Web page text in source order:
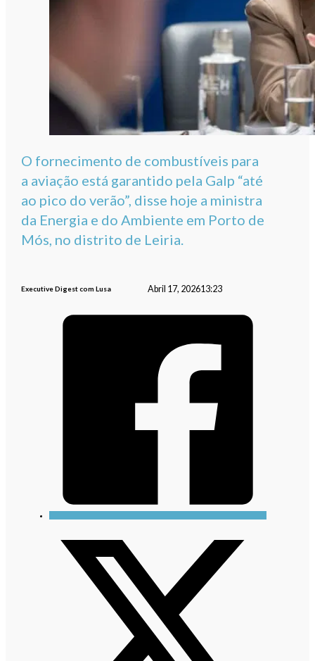
O fornecimento de combustíveis para
a aviação está garantido pela Galp “até
ao pico do verão”, disse hoje a ministra
da Energia e do Ambiente em Porto de
Mós, no distrito de Leiria.
Executive Digest com Lusa Abril 17, 202613:23